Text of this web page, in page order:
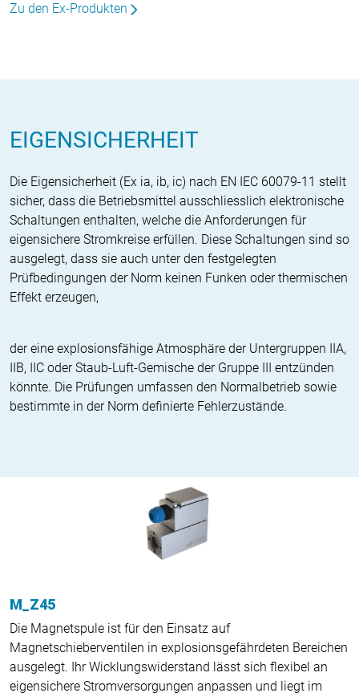
Zu den Ex-Produkten
EIGENSICHERHEIT
Die Eigensicherheit (Ex ia, ib, ic) nach EN IEC 60079-11 stellt
sicher, dass die Betriebsmittel ausschliesslich elektronische
Schaltungen enthalten, welche die Anforderungen für
eigensichere Stromkreise erfüllen. Diese Schaltungen sind so
ausgelegt, dass sie auch unter den festgelegten
Prüfbedingungen der Norm keinen Funken oder thermischen
Effekt erzeugen,
der eine explosionsfähige Atmosphäre der Untergruppen IIA,
IIB, IIC oder Staub-Luft-Gemische der Gruppe III entzünden
könnte. Die Prüfungen umfassen den Normalbetrieb sowie
bestimmte in der Norm definierte Fehlerzustände.
M_Z45
Die Magnetspule ist für den Einsatz auf
Magnetschieberventilen in explosionsgefährdeten Bereichen
ausgelegt. Ihr Wicklungswiderstand lässt sich flexibel an
eigensichere Stromversorgungen anpassen und liegt im